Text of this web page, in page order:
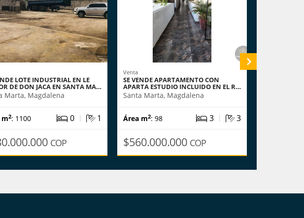
LOTE INDUSTRIAL EN LE
DE DON JACA EN SANTA MA…
Marta, Magdalena
m2: 1100 0 | 1
COP
Venta
SE VENDE APARTAMENTO CON
APARTA ESTUDIO INCLUIDO EN EL R…
Santa Marta, Magdalena
Área m2: 98 3 | 3
$560.000.000 COP